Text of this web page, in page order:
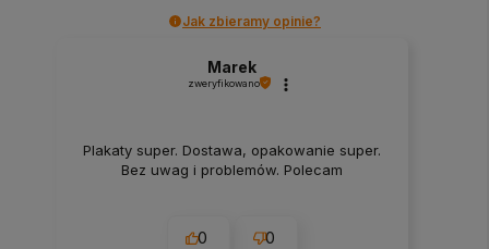
Jak zbieramy opinie?
Marek
zweryfikowano
Plakaty super. Dostawa, opakowanie super.
Bez uwag i problemów. Polecam
0 0